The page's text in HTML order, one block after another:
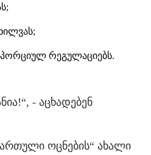
რეგულაციებს.
- აცხადებენ
ოცნების“ ახალი